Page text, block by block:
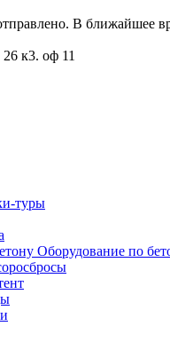
В ближайшее
к3. оф 11
туры
Оборудование по